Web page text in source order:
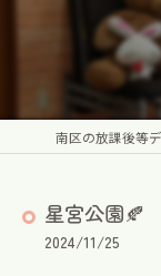
星宮公園🍂
2024/11/25